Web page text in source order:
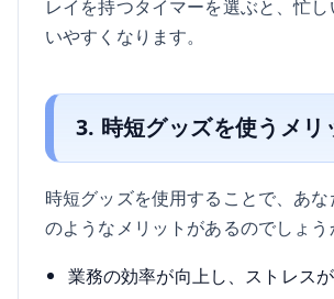
レイを持つタイマーを選ぶと、忙
いやすくなります。
3. 時短グッズを使うメリ
時短グッズを使用することで、あ
のようなメリットがあるのでしょう
業務の効率が向上し、ストレス